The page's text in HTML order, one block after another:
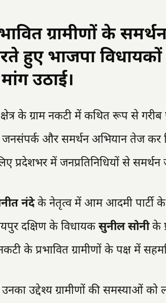
ग्रामीणों के
हुए भाजपा
उठाई।
के ग्राम नकटी में कथित रूप से
और समर्थन अभियान तेज कर
प्रदेशभर में जनप्रतिनिधियों से समर्थन
नंदेके नेतृत्व में आम आदमी पार्टी के
दक्षिण के विधायक सुनील सोनीके
नकटी के प्रभावित ग्रामीणों के पक्ष में
उद्देश्य ग्रामीणों की समस्याओं